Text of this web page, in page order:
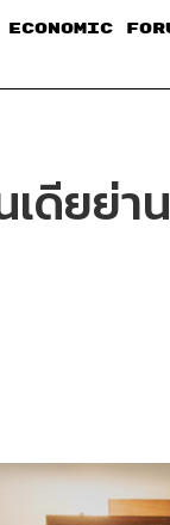
ECONOMIC
เดียย่